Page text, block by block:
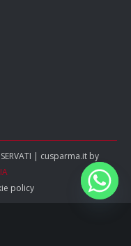
| cusparma.it by
policy